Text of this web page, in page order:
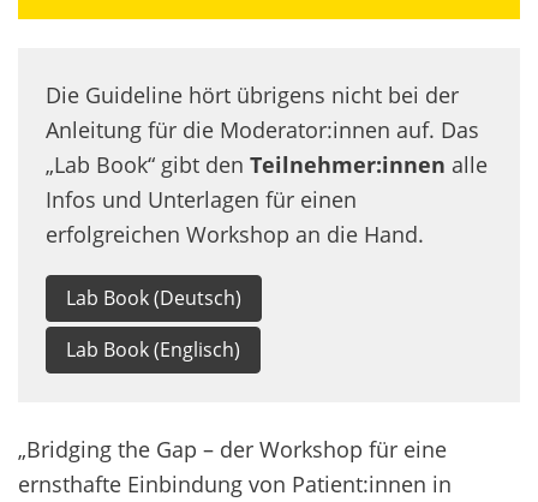
Die Guideline hört übrigens nicht bei der
Anleitung für die Moderator:innen auf. Das
„Lab Book“ gibt den Teilnehmer:innen alle
Infos und Unterlagen für einen
erfolgreichen Workshop an die Hand.
Lab Book (Deutsch)
Lab Book (Englisch)
„Bridging the Gap – der Workshop für eine
ernsthafte Einbindung von Patient:innen in